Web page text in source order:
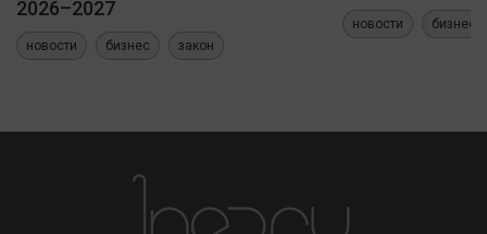
2026–2027
новости бизнес закон
новости бизнес